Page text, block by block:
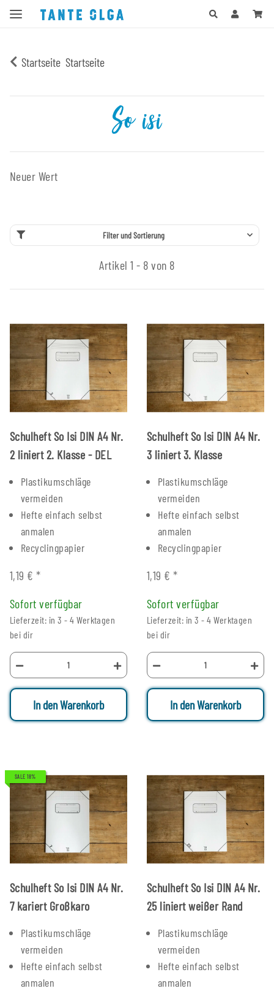
Startseite Startseite
So isi
Neuer Wert
Filter und Sortierung
Artikel 1 - 8 von 8
Schulheft So Isi DIN A4 Nr.
2 liniert 2. Klasse - DEL
Plastikumschläge
vermeiden
Hefte einfach selbst
anmalen
Recyclingpapier
1,19 €*
Sofort verfügbar
Lieferzeit: in 3 - 4 Werktagen
bei dir
In den Warenkorb
Schulheft So Isi DIN A4 Nr.
3 liniert 3. Klasse
Plastikumschläge
vermeiden
Hefte einfach selbst
anmalen
Recyclingpapier
1,19 €*
Sofort verfügbar
Lieferzeit: in 3 - 4 Werktagen
bei dir
In den Warenkorb
SALE 18%
Schulheft So Isi DIN A4 Nr.
7 kariert Großkaro
Plastikumschläge
vermeiden
Hefte einfach selbst
anmalen
Schulheft So Isi DIN A4 Nr.
25 liniert weißer Rand
Plastikumschläge
vermeiden
Hefte einfach selbst
anmalen